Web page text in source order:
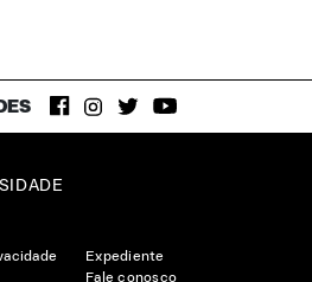
Expediente
Fale conosco